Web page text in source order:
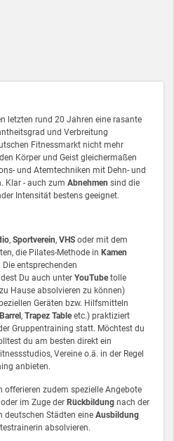
letzten rund 20 Jahren eine rasante
und Verbreitung
Fitnessmarkt nicht mehr
Körper und Geist gleichermaßen
und Atemtechniken mit Dehn- und
Klar - auch zum Abnehmen sind die
Intensität bestens geeignet.
, Sportverein, VHS oder mit dem
die Pilates-Methode in Kamen
entsprechenden
Du auch unter YouTubetolle
Hause absolvieren zu können)
Geräten bzw. Hilfsmitteln
Barrel , Trapez Tableetc.) praktiziert
Gruppentraining statt. Möchtest du
du am besten direkt ein
Vereine o.ä. in der Regel
anbieten.
offerieren zudem spezielle Angebote
im Zuge der Rückbildung nach der
deutschen Städten eine Ausbildung
absolvieren.